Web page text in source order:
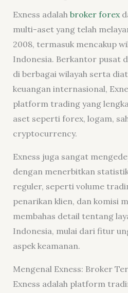
Exness adalah broker forex
multi-aset yang telah
2008, termasuk mencakup
Indonesia. Berkantor pusat
di berbagai wilayah serta
keuangan internasional,
platform trading yang
aset seperti forex, logam,
cryptocurrency.
Exness juga sangat
dengan menerbitkan
reguler, seperti volume
penarikan klien, dan komisi
membahas detail tentang
Indonesia, mulai dari fitur
aspek keamanan.
Mengenal Exness: Broker
Exness adalah platform